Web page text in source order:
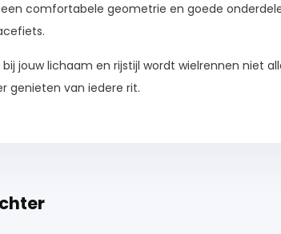
comfortabele geometrie en goede
jouw lichaam en rijstijl wordt wielrennen niet
genieten van iedere rit.